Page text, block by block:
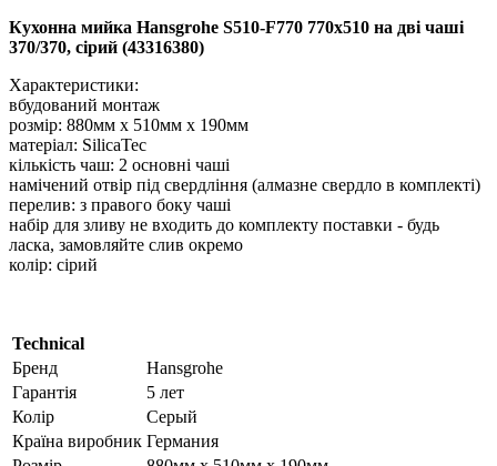
Кухонна мийка Hansgrohe S510-F770 770х510 на дві чаші
370/370, сірий (43316380)
Характеристики:
вбудований монтаж
розмір: 880мм x 510мм х 190мм
матеріал: SilicaTec
кількість чаш: 2 основні чаші
намічений отвір під свердління (алмазне свердло в комплекті)
перелив: з правого боку чаші
набір для зливу не входить до комплекту поставки - будь
ласка, замовляйте слив окремо
колір: сірий
Technical
Бренд
Hansgrohe
Гарантія
5 лет
Колір
Серый
Країна виробник Германия